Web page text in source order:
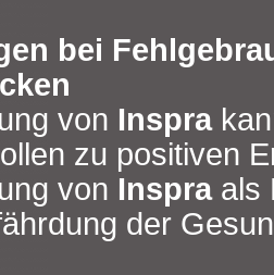
bei
von Inspra
zu positiven
von Inspraals
der